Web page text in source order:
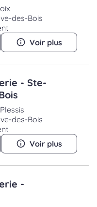
des-Bois
Voir plus
- Ste-
des-Bois
Voir plus
-